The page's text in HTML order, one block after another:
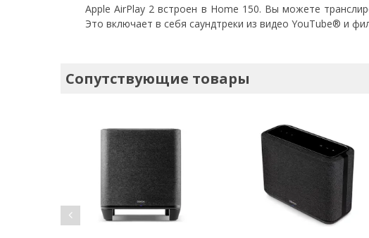
Apple AirPlay 2 встроен в Home 150. Вы можете
Это включает в себя саундтреки из видео YouTube® и
Сопутствующие товары